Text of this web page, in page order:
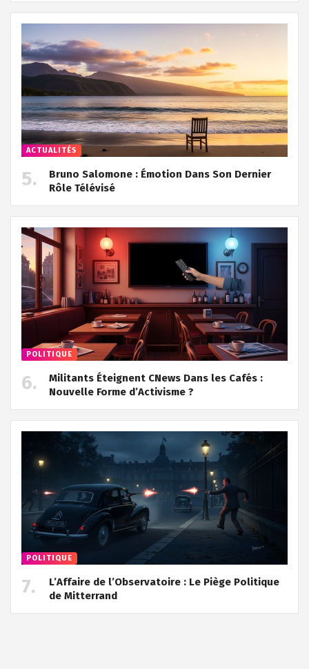
ACTUALITÉS
Bruno Salomone : Émotion Dans Son Dernier
Rôle Télévisé
POLITIQUE
Militants Éteignent CNews Dans les Cafés :
Nouvelle Forme d’Activisme ?
POLITIQUE
L’Affaire de l’Observatoire : Le Piège Politique
de Mitterrand